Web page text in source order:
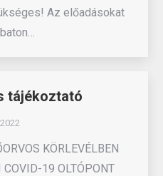
Az előadásokat
tájékoztató
KÖRLEVÉLBEN
19 OLTÓPONT